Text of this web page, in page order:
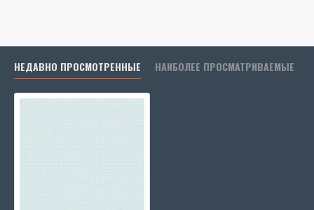
НЕДАВНО ПРОСМОТРЕННЫЕ НАИБОЛЕЕ ПРОСМАТРИВАЕМЫЕ